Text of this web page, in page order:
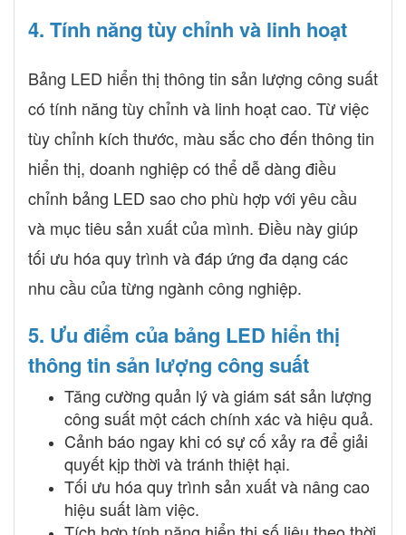
4. Tính năng tùy chỉnh và linh hoạt
Bảng LED hiển thị thông tin sản lượng công suất
có tính năng tùy chỉnh và linh hoạt cao. Từ việc
tùy chỉnh kích thước, màu sắc cho đến thông tin
hiển thị, doanh nghiệp có thể dễ dàng điều
chỉnh bảng LED sao cho phù hợp với yêu cầu
và mục tiêu sản xuất của mình. Điều này giúp
tối ưu hóa quy trình và đáp ứng đa dạng các
nhu cầu của từng ngành công nghiệp.
5. Ưu điểm của bảng LED hiển thị
thông tin sản lượng công suất
Tăng cường quản lý và giám sát sản lượng
công suất một cách chính xác và hiệu quả.
Cảnh báo ngay khi có sự cố xảy ra để giải
quyết kịp thời và tránh thiệt hại.
Tối ưu hóa quy trình sản xuất và nâng cao
hiệu suất làm việc.